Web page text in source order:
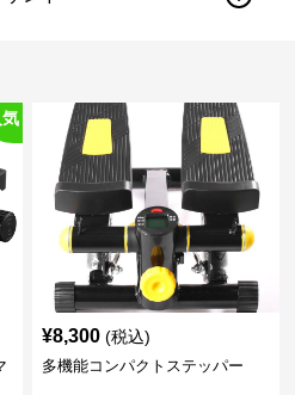
気
¥8,300 (税込)
多機能コンパクトステッパー